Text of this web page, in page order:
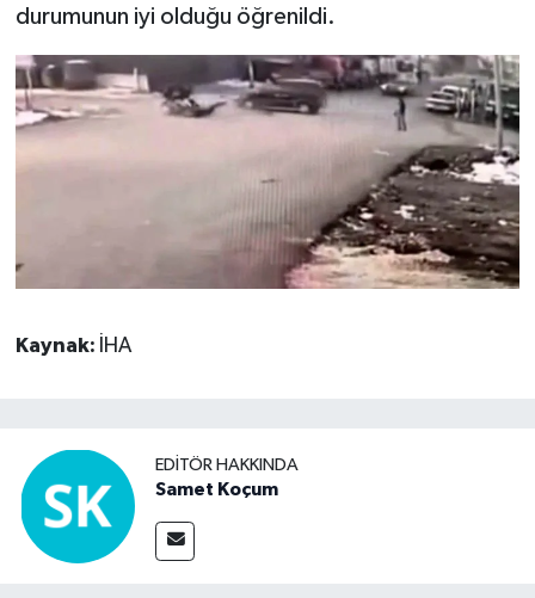
durumunun iyi olduğu öğrenildi.
Kaynak: İHA
EDITÖR HAKKINDA
Samet Koçum